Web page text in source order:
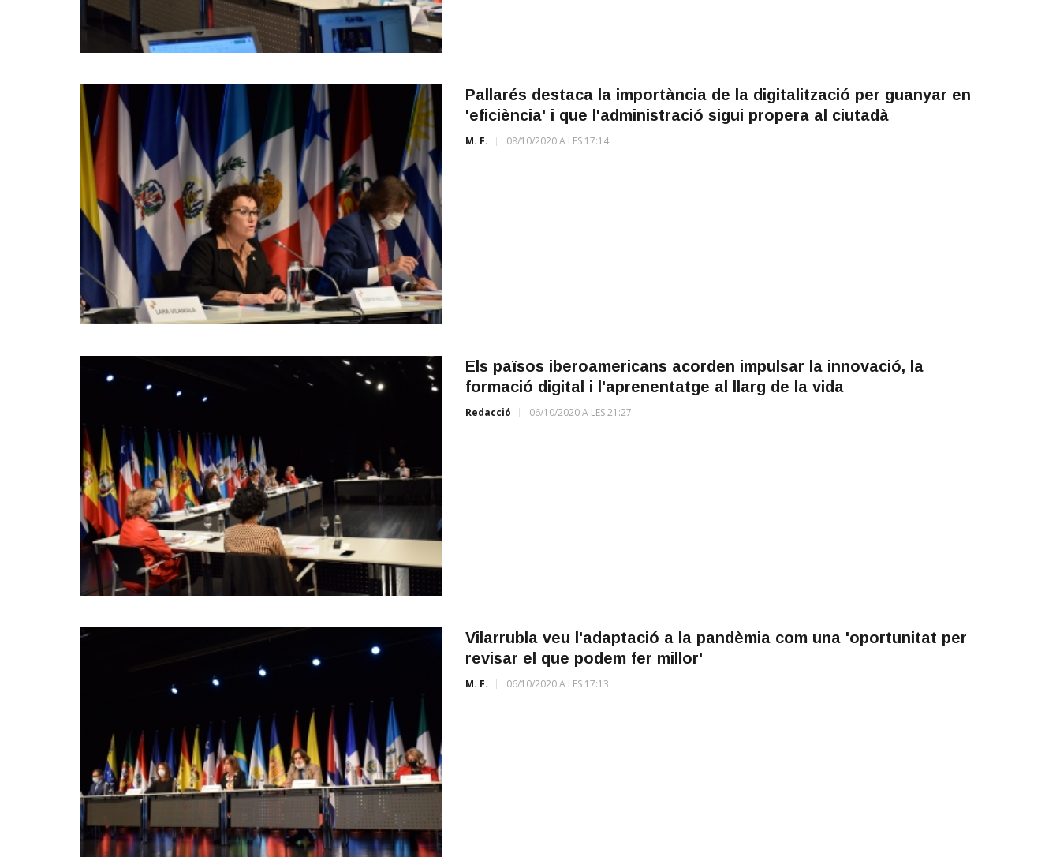
Pallarés destaca la importància de la digitalització per guanyar en
'eficiència' i que l'administració sigui propera al ciutadà
M. F. 08/10/2020 A LES 17:14
Els països iberoamericans acorden impulsar la innovació, la
formació digital i l'aprenentatge al llarg de la vida
Redacció 06/10/2020 A LES 21:27
Vilarrubla veu l'adaptació a la pandèmia com una 'oportunitat per
revisar el que podem fer millor'
M. F. 06/10/2020 A LES 17:13